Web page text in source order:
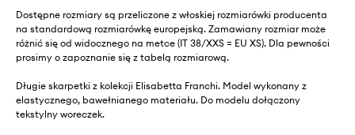
Dostępne rozmiary są przeliczone z włoskiej rozmiarówki producenta
na standardową rozmiarówkę europejską. Zamawiany rozmiar może
różnić się od widocznego na metce (IT 38/XXS = EU XS). Dla pewności
prosimy o zapoznanie się z tabelą rozmiarową.
Długie skarpetki z kolekcji Elisabetta Franchi. Model wykonany z
elastycznego, bawełnianego materiału. Do modelu dołączony
tekstylny woreczek.